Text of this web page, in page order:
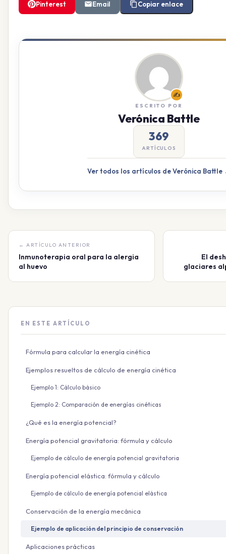
Pinterest Email Copiar enlace
✍️
ESCRITO POR
Verónica Battle
369
ARTÍCULOS
Ver todos los artículos de Verónica Battle
← ARTÍCULO ANTERIOR
Inmunoterapia oral para la alergia
al huevo
El
glaciares
EN ESTE ARTÍCULO
Fórmula para calcular la energía cinética
Ejemplos resueltos de cálculo de energía cinética
Ejemplo 1: Cálculo básico
Ejemplo 2: Comparación de energías cinéticas
¿Qué es la energía potencial?
Energía potencial gravitatoria: fórmula y cálculo
Ejemplo de cálculo de energía potencial gravitatoria
Energía potencial elástica: fórmula y cálculo
Ejemplo de cálculo de energía potencial elástica
Conservación de la energía mecánica
Ejemplo de aplicación del principio de conservación
Aplicaciones prácticas